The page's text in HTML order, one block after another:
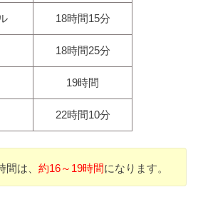
18時間15分
18時間25分
19時間
22時間10分
は、 約16～19時間になります。